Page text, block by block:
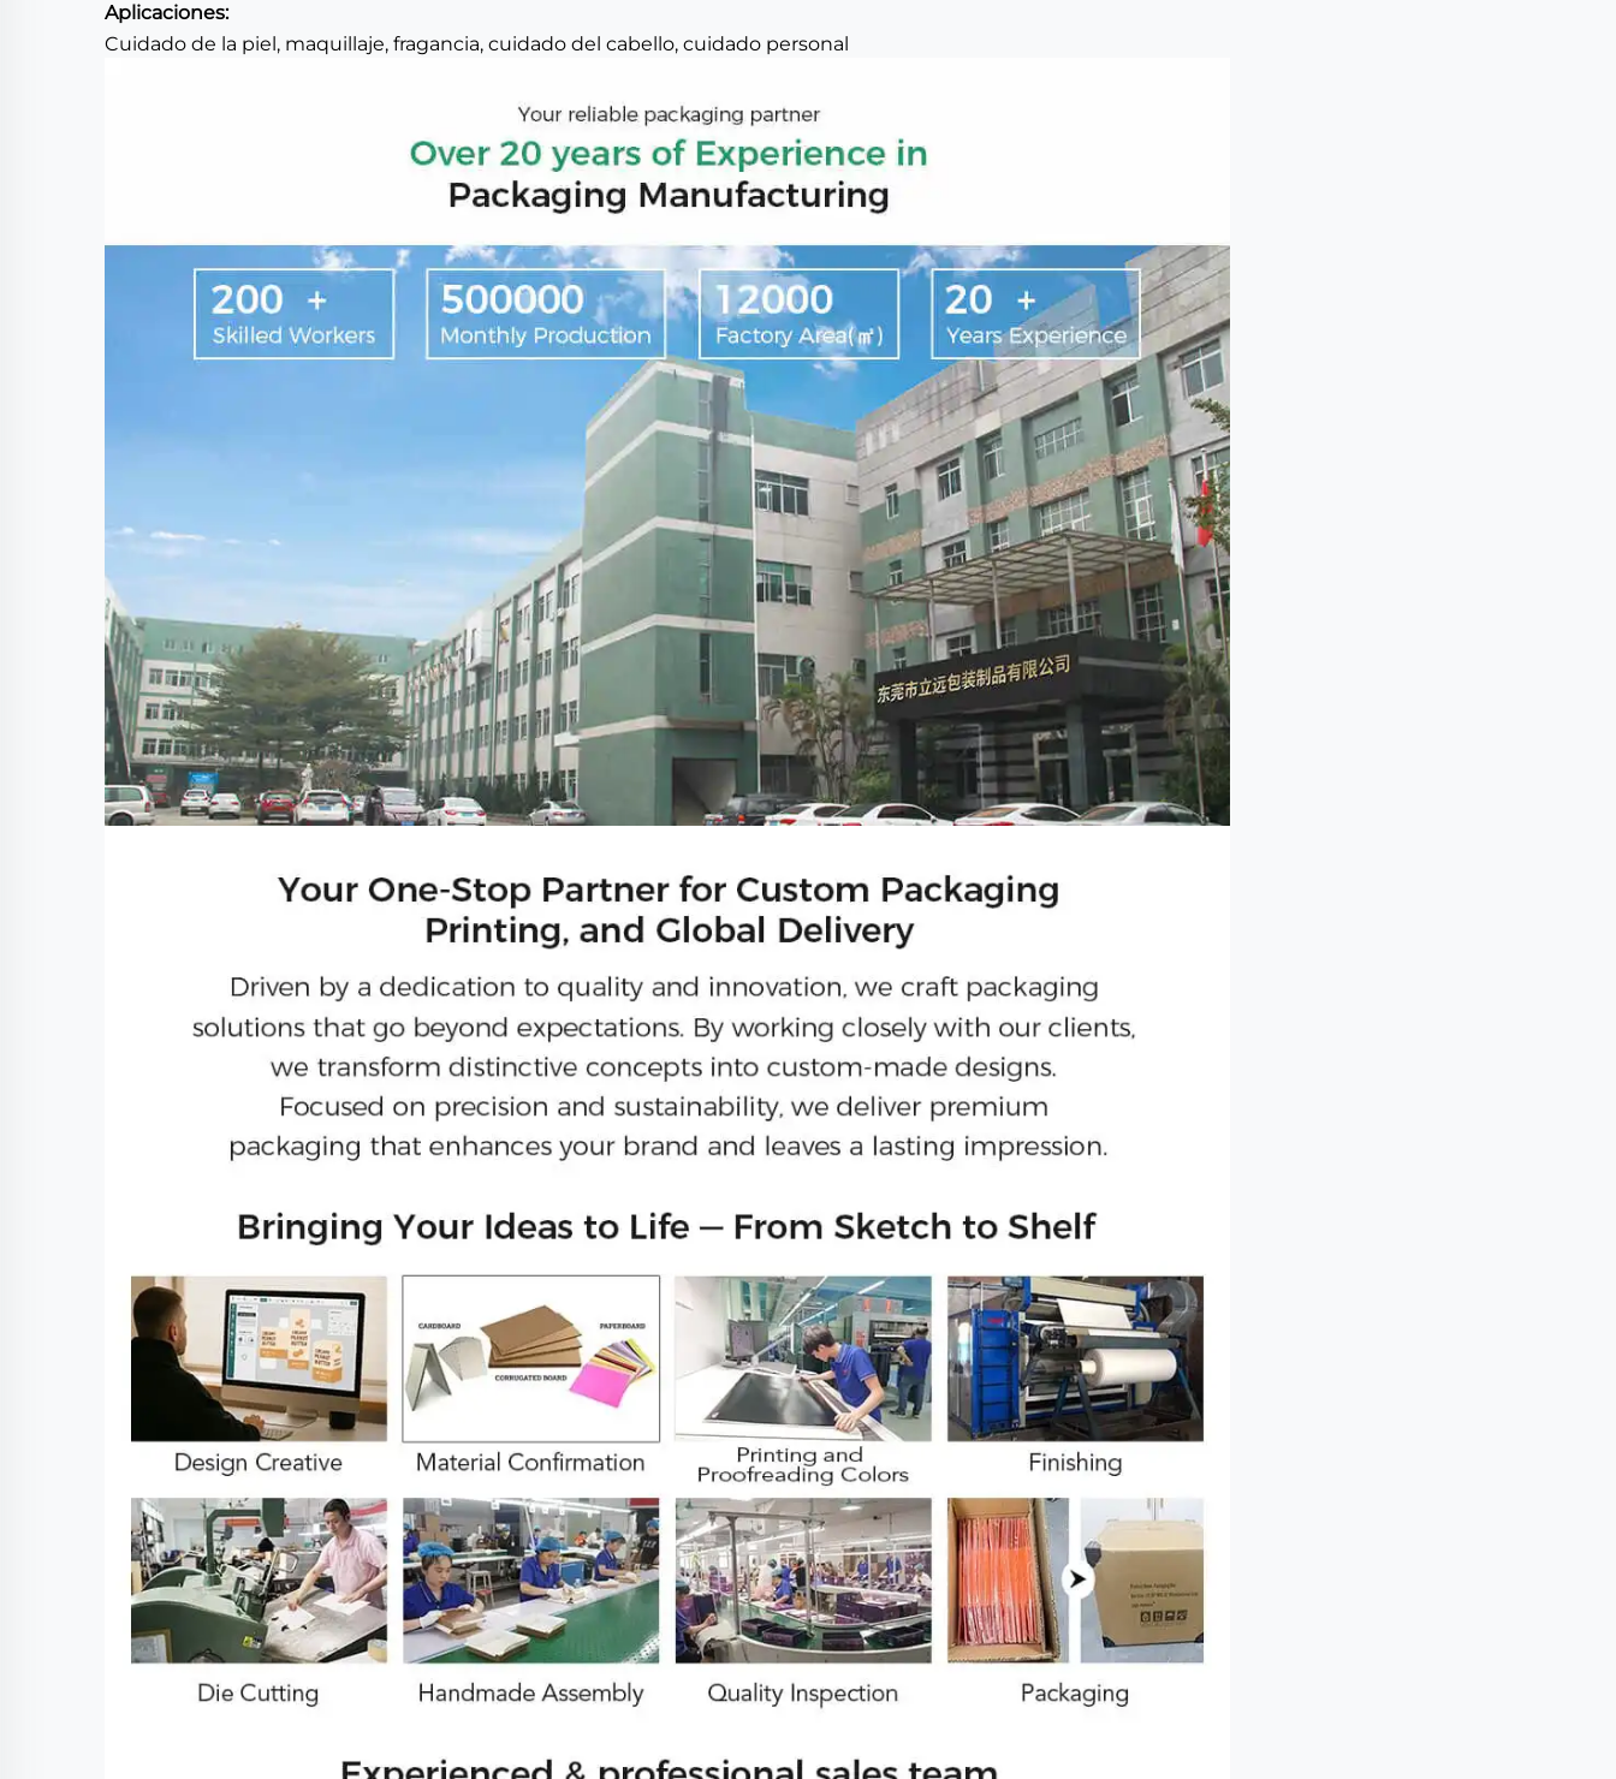
Aplicaciones:
Cuidado de la piel, maquillaje, fragancia, cuidado del cabello, cuidado personal